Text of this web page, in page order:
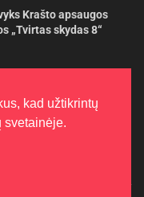
Krašto apsaugos
„Tvirtas skydas 8“
kad užtikrintų
svetainėje.